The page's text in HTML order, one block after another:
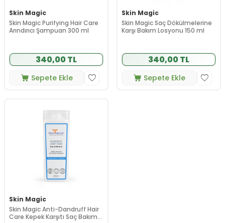
Skin Magic
Skin Magic Purifying Hair Care
Arındırıcı Şampuan 300 ml
340,00 TL
Sepete Ekle
Skin Magic
Skin Magic Saç Dökülmelerine
Karşı Bakım Losyonu 150 ml
340,00 TL
Sepete Ekle
Skin Magic
Skin Magic Anti-Dandruff Hair
Care Kepek Karşıtı Saç Bakım